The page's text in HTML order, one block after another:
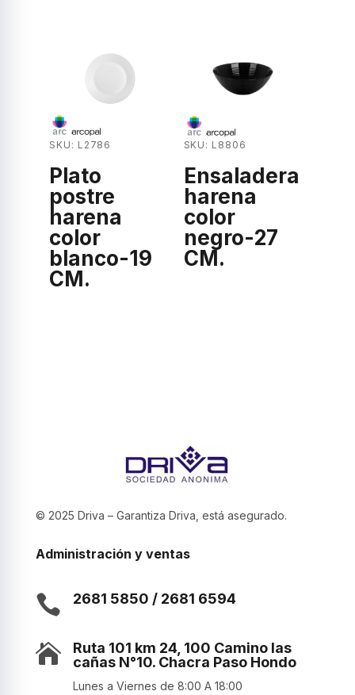
SKU: L2786
Plato
postre
harena
color
blanco-19
CM.
SKU: L8806
Ensaladera
harena
color
negro-27
CM.
© 2025 Driva – Garantiza Driva, está asegurado.
Administración y ventas
 2681 5850 / 2681 6594

Ruta 101 km 24, 100 Camino las
cañas N°10. Chacra Paso Hondo
Lunes a Viernes de 8:00 A 18:00